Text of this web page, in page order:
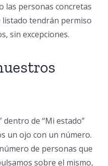
las personas concretas
listado tendrán permiso
sin excepciones.
dentro de “Mi estado”
un ojo con un número.
de personas que
sobre el mismo,